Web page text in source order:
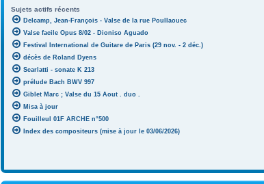
Sujets actifs récents
Delcamp, Jean-François - Valse de la rue Poullaouec
Valse facile Opus 8/02 - Dioniso Aguado
Festival International de Guitare de Paris (29 nov. - 2 déc.)
décès de Roland Dyens
Scarlatti - sonate K 213
prélude Bach BWV 997
Giblet Marc ; Valse du 15 Aout . duo .
Misa à jour
Fouilleul 01F ARCHE n°500
Index des compositeurs (mise à jour le 03/06/2026)